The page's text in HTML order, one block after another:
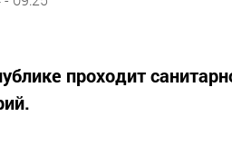
проходит